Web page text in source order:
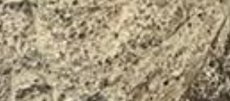
bijzondere belevenisreizen.
Ik ontwerp en regisseer
Midden-Italië waarin creativiteit,
ontdekking samenkomen. Geen